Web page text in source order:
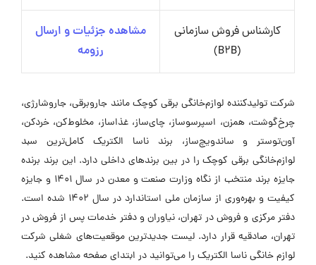
کارشناس فروش سازمانی
(B2B)
مشاهده جزئیات و ارسال
رزومه
شرکت تولیدکننده لوازم‌خانگی برقی کوچک مانند جاروبرقی، جاروشارژی،
چرخ‌گوشت، همزن، اسپرسوساز، چای‌ساز، غذاساز، مخلوط‌کن، خردکن،
آون‌توستر و ساندویچ‌ساز، برند ناسا الکتریک کامل‌ترین سبد
لوازم‌خانگی برقی کوچک را در بین برندهای داخلی دارد. این برند برنده
جایزه برند منتخب از نگاه وزارت صنعت و معدن در سال 1401 و جایزه
کیفیت و بهره‌وری از سازمان ملی استاندارد در سال 1402 شده است.
دفتر مرکزی و فروش در تهران، نیاوران و دفتر خدمات پس از فروش در
تهران، صادقیه قرار دارد. لیست جدیدترین موقعیت‌های شغلی شرکت
لوازم خانگی ناسا الکتریک را می‌توانید در ابتدای صفحه مشاهده کنید.